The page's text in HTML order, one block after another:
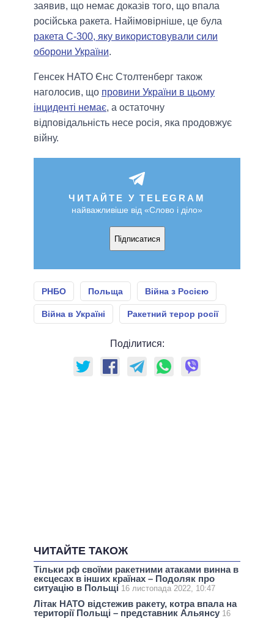
заявив, що немає доказів того, що впала
російська ракета. Найімовірніше, це була
ракета С-300, яку використовували сили
оборони України.
Генсек НАТО Єнс Столтенберг також
наголосив, що провини України в цьому
інциденті немає, а остаточну
відповідальність несе росія, яка продовжує
війну.
ЧИТАЙТЕ У TELEGRAM
найважливіше від «Слово і діло»
Підписатися
РНБО Польща Війна з Росією
Війна в Україні Ракетний терор росії
Поділитися:
ЧИТАЙТЕ ТАКОЖ
Тільки рф своїми ракетними атаками винна в
ексцесах в інших країнах – Подоляк про
ситуацію в Польщі 16 листопада 2022, 10:47
Літак НАТО відстежив ракету, котра впала на
території Польщі – представник Альянсу 16